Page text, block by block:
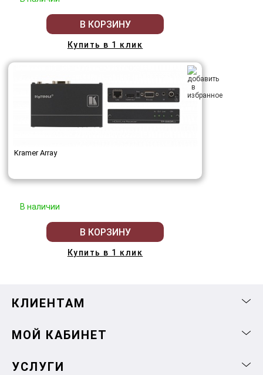
В КОРЗИНУ
Купить в 1 клик
Kramer Array
В наличии
В КОРЗИНУ
Купить в 1 клик
КЛИЕНТАМ
МОЙ КАБИНЕТ
УСЛУГИ